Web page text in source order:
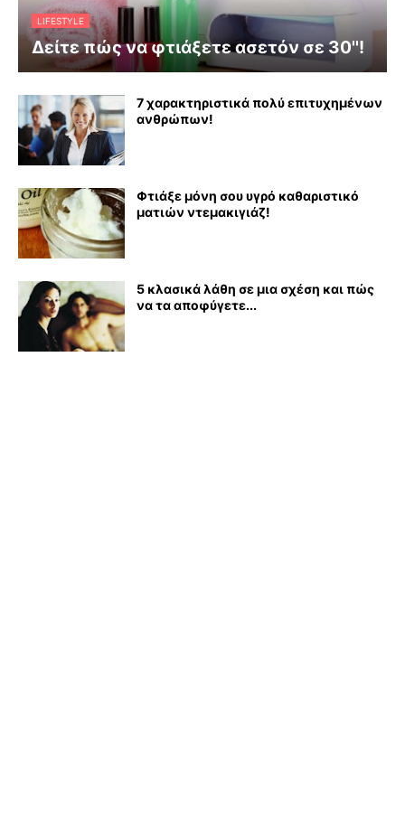
LIFESTYLE
Δείτε πώς να φτιάξετε ασετόν σε 30''!
7 χαρακτηριστικά πολύ επιτυχημένων
ανθρώπων!
Φτιάξε μόνη σου υγρό καθαριστικό
ματιών ντεμακιγιάζ!
5 κλασικά λάθη σε μια σχέση και πώς
να τα αποφύγετε...